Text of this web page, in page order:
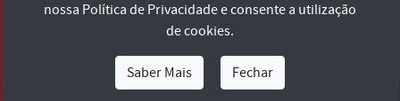
nossa Política de Privacidadee consente a utilização
de cookies.
Saber Mais Fechar